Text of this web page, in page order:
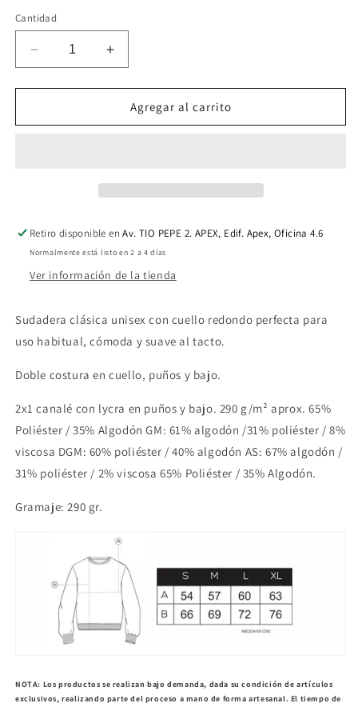
Cantidad
Reducir
cantidad
para
GOODLIFE
Aumentar
cantidad
para
HOODIE
GOODLIFE
Agregar al carrito
Retiro disponible enAv. TIO PEPE 2. APEX, Edif. Apex, Oficina 4.6
Normalmente está listo en 2 a 4 días
Ver información de la tienda
Sudadera clásica unisex con cuello redondo perfecta para
uso habitual, cómoda y suave al tacto.
Doble costura en cuello, puños y bajo.
2x1 canalé con lycra en puños y bajo. 290 g/m² aprox. 65%
Poliéster / 35% Algodón GM: 61% algodón /31% poliéster / 8%
viscosa DGM: 60% poliéster / 40% algodón AS: 67% algodón /
31% poliéster / 2% viscosa 65% Poliéster / 35% Algodón.
Gramaje: 290 gr.
NOTA: Los productos se realizan bajo demanda, dada su condición de artículos
exclusivos, realizando parte del proceso a mano de forma artesanal. El tiempo de